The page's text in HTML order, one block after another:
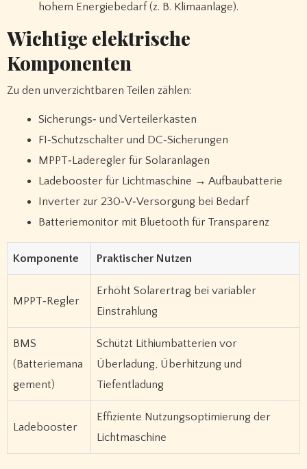
hohem Energiebedarf (z. B. Klimaanlage).
Wichtige elektrische
Komponenten
Zu den unverzichtbaren Teilen zählen:
Sicherungs‑ und Verteilerkasten
FI‑Schutzschalter und DC‑Sicherungen
MPPT‑Laderegler für Solaranlagen
Ladebooster für Lichtmaschine → Aufbaubatterie
Inverter zur 230‑V‑Versorgung bei Bedarf
Batteriemonitor mit Bluetooth für Transparenz
Komponente Praktischer Nutzen
MPPT‑Regler
Erhöht Solarertrag bei variabler
Einstrahlung
BMS
(Batteriemana
gement)
Schützt Lithiumbatterien vor
Überladung, Überhitzung und
Tiefentladung
Ladebooster
Effiziente Nutzungsoptimierung der
Lichtmaschine